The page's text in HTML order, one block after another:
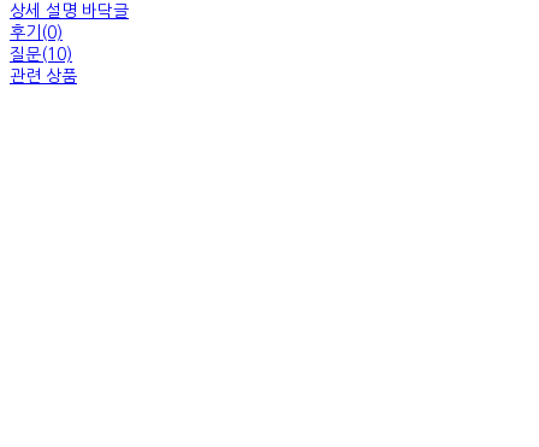
상세 설명 바닥글
후기(0)
질문(10)
관련 상품